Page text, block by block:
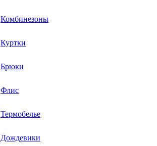
Комбинезоны
Куртки
Брюки
Флис
Термобелье
Дождевики